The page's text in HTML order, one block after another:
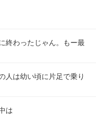
終わったじゃん。もー最
人は幼い頃に片足で乗り
は